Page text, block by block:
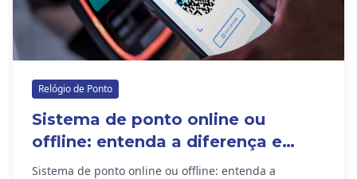
Relógio de Ponto
Sistema de ponto online ou
offline: entenda a diferença e
escolha a melhor opção
Sistema de ponto online ou offline: entenda a